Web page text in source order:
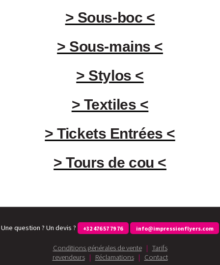
> Sous-boc <
> Sous-mains <
> Stylos <
> Textiles <
> Tickets Entrées <
> Tours de cou <
Une question ? Un devis ? +32 476 57 79 76 info@impressionflyers.com
Conditions générales de vente | Tarifs
revendeurs | Réclamations | Contact